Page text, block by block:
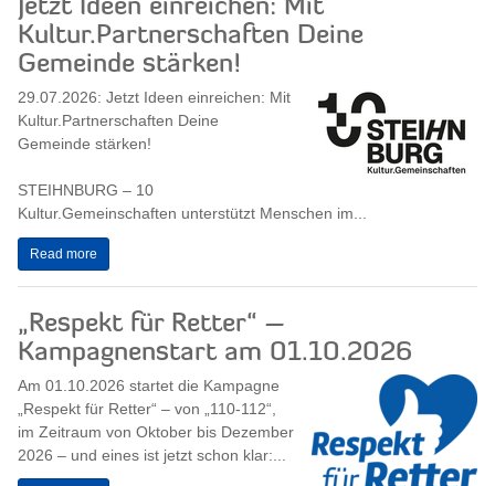
Jetzt Ideen einreichen: Mit
Kultur.Partnerschaften Deine
Gemeinde stärken!
29.07.2026: Jetzt Ideen einreichen: Mit
Kultur.Partnerschaften Deine
Gemeinde stärken!
STEIHNBURG – 10
Kultur.Gemeinschaften unterstützt Menschen im...
Read more
„Respekt für Retter“ –
Kampagnenstart am 01.10.2026
Am 01.10.2026 startet die Kampagne
„Respekt für Retter“ – von „110-112“,
im Zeitraum von Oktober bis Dezember
2026 – und eines ist jetzt schon klar:...